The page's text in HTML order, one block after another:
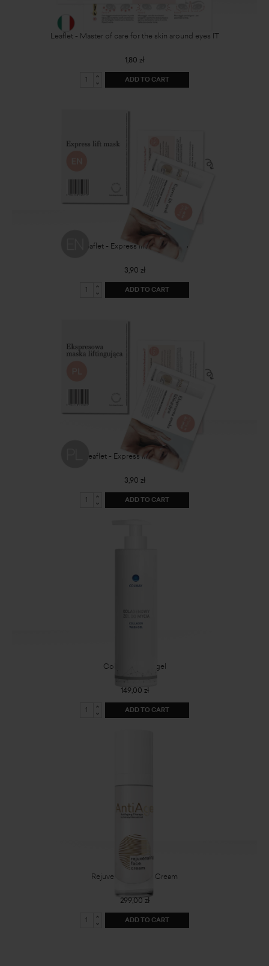
Leaflet - Master of care for the skin around eyes IT
1,80 zł
ADD TO CART
Leaflet - Express lift mask - ENG
3,90 zł
ADD TO CART
Leaflet - Express lift mask - PL
3,90 zł
ADD TO CART
Collagen wash gel
149,00 zł
ADD TO CART
Rejuvenating Face Cream
299,00 zł
ADD TO CART